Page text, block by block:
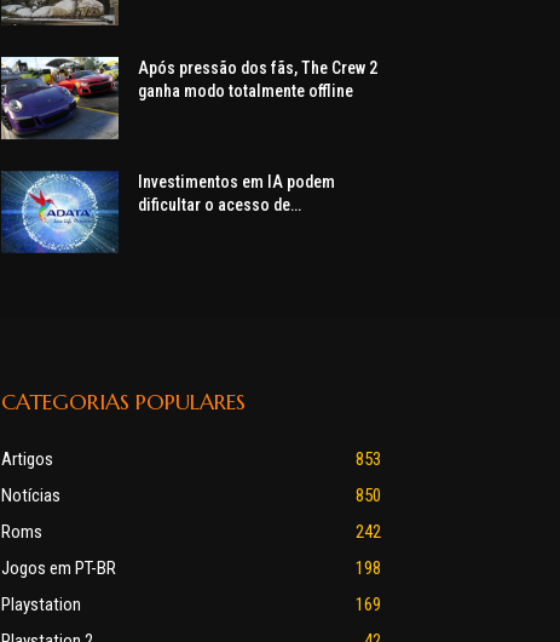
Após pressão dos fãs, The Crew 2
ganha modo totalmente offline
Investimentos em IA podem
dificultar o acesso de
CATEGORIAS POPULARES
Artigos
853
Notícias
850
Roms
242
Jogos em PT-BR
198
Playstation
169